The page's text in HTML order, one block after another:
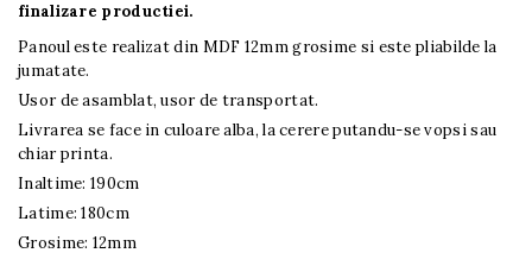
finalizare productiei.
Panoul este realizat din MDF 12mm grosime si este pliabilde la
jumatate.
Usor de asamblat, usor de transportat.
Livrarea se face in culoare alba, la cerere putandu-se vopsi sau
chiar printa.
Inaltime: 190cm
Latime: 180cm
Grosime: 12mm